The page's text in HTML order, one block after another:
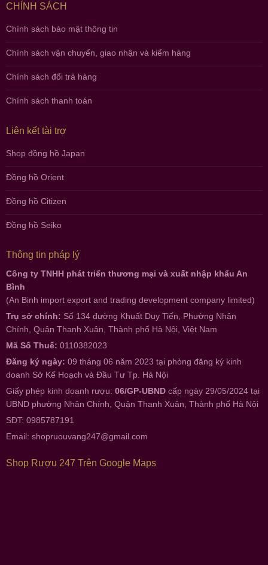
CHÍNH SÁCH
Chính sách bảo mật thông tin
Chính sách vận chuyển, giao nhận và kiểm hàng
Chính sách đổi trả hàng
Chính sách thanh toán
Liên kết tài trợ
Shop đồng hồ Japan
Đồng hồ Orient
Đồng hồ Citizen
Đồng hồ Seiko
Thông tin pháp lý
Công ty TNHH phát triển thương mại và xuất nhập khẩu An
Bình
(An Binh import export and trading development company limited)
Trụ sở chính: Số 134 đường Khuất Duy Tiến, Phường Nhân
Chính, Quận Thanh Xuân, Thành phố Hà Nội, Việt Nam
Mã Số Thuế: 0110382023
Đăng ký ngày: 09 tháng 06 năm 2023 tại phòng đăng ký kinh
doanh Sở Kế Hoạch và Đầu Tư Tp. Hà Nội
Giấy phép kinh doanh rượu: 06/GP-UBND cấp ngày 29/05/2024 tại
UBND phường Nhân Chính, Quận Thanh Xuân, Thành phố Hà Nội
SĐT: 0985787191
Email: shopruouvang247@gmail.com
Shop Rượu 247 Trên Google Maps